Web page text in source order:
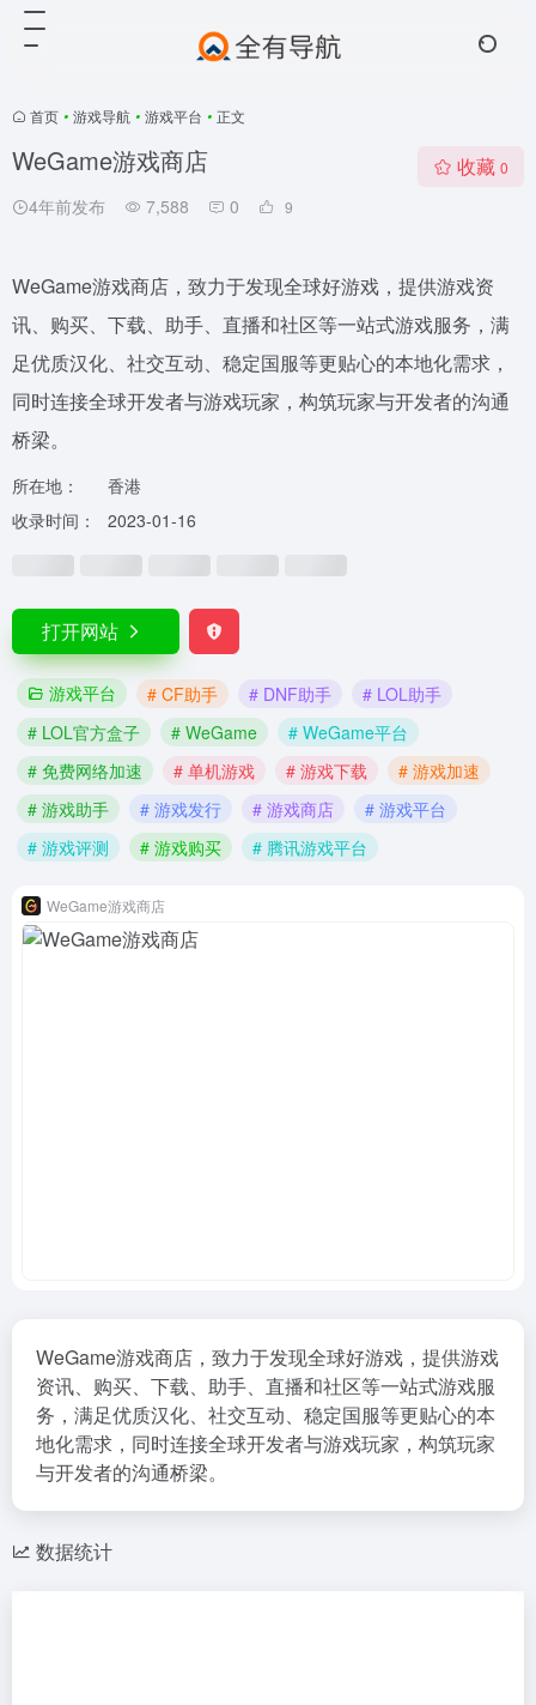
首页 • 游戏导航 • 游戏平台 • 正文
WeGame游戏商店
4年前发布 7,588 0 9
收藏 0
WeGame游戏商店，致力于发现全球好游戏，提供游戏资
讯、购买、下载、助手、直播和社区等一站式游戏服务，满
足优质汉化、社交互动、稳定国服等更贴心的本地化需求，
同时连接全球开发者与游戏玩家，构筑玩家与开发者的沟通
桥梁。
所在地：
香港
收录时间：
2023-01-16
打开网站
游戏平台 # CF助手 # DNF助手
# LOL助手
# LOL官方盒子
# WeGame
# WeGame平台
# 免费网络加速
# 单机游戏 # 游戏下载
# 游戏加速
# 游戏助手
# 游戏发行 # 游戏商店
# 游戏平台
# 游戏评测
# 游戏购买 # 腾讯游戏平台
WeGame游戏商店
WeGame游戏商店，致力于发现全球好游戏，提供游戏
资讯、购买、下载、助手、直播和社区等一站式游戏服
务，满足优质汉化、社交互动、稳定国服等更贴心的本
地化需求，同时连接全球开发者与游戏玩家，构筑玩家
与开发者的沟通桥梁。
数据统计